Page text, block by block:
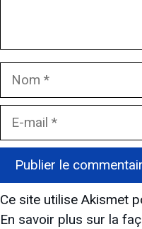
Nom
Ce site utilise Akismet
En savoir plus sur la